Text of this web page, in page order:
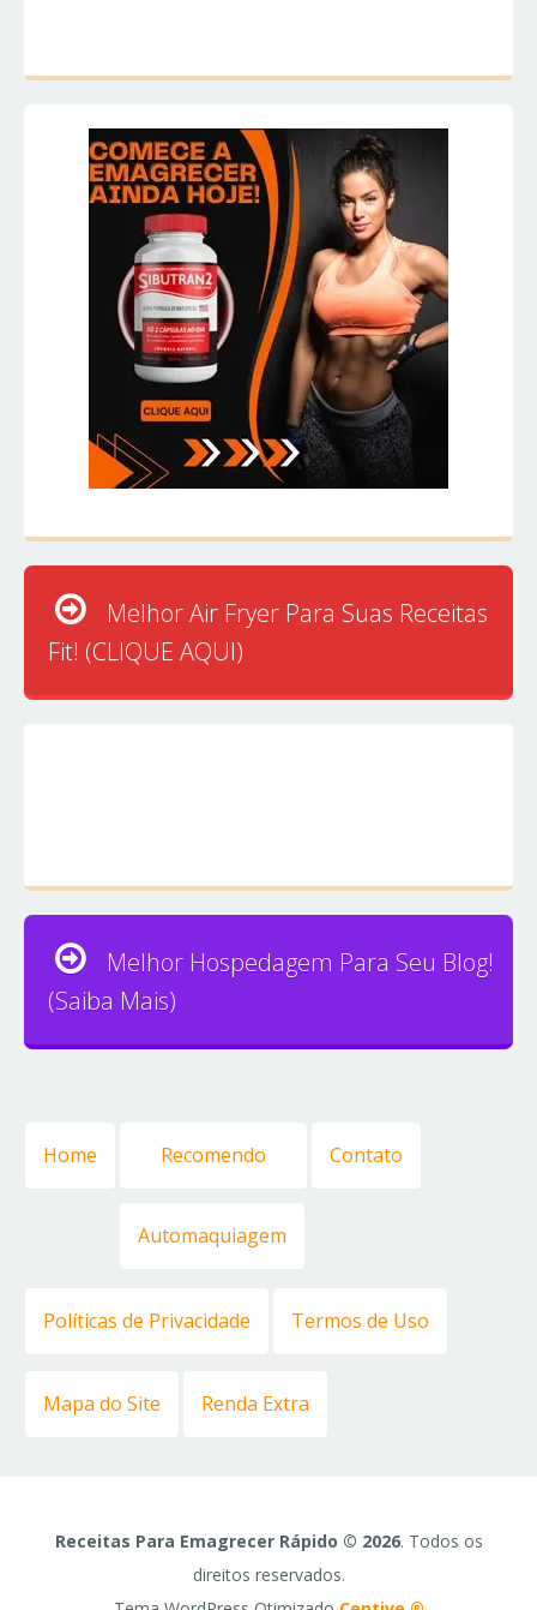
Melhor Air Fryer Para Suas Receitas
Fit! (CLIQUE AQUI)
Melhor Hospedagem Para Seu Blog!
(Saiba Mais)
Home Recomendo
Automaquiagem
Contato
Políticas de Privacidade Termos de Uso
Mapa do Site Renda Extra
Receitas Para Emagrecer Rápido © 2026. Todos os
direitos reservados.